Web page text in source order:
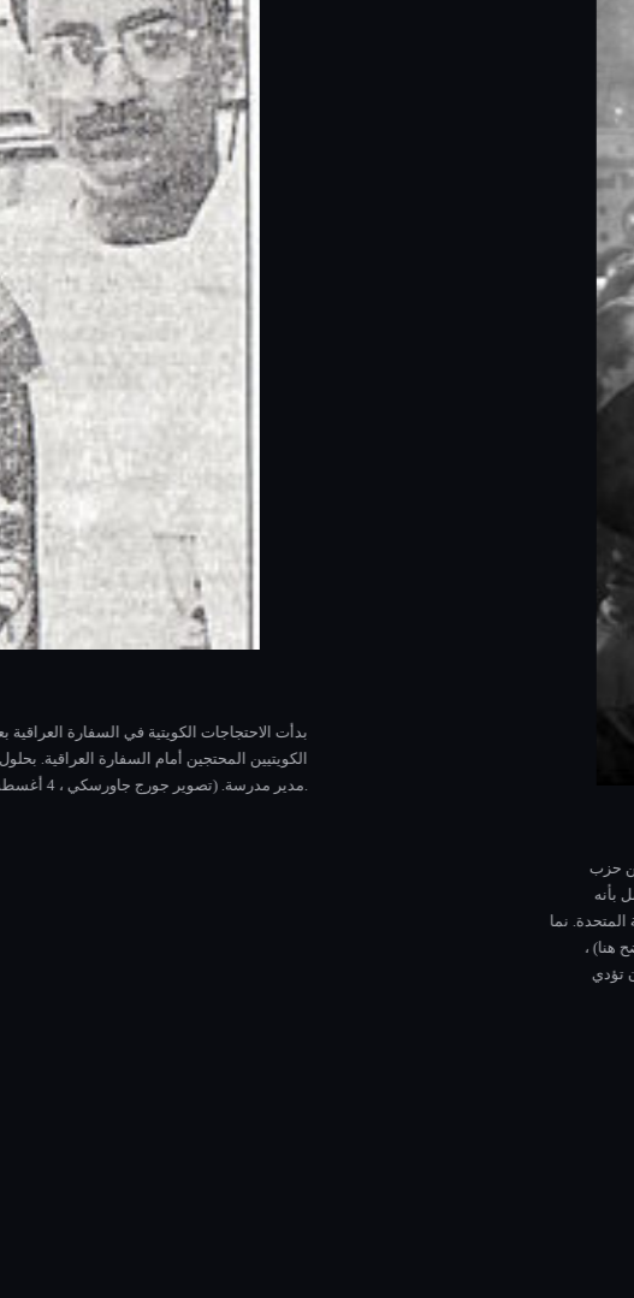
التدخل العسكري نيابة عن الكويت. كانت لجنة وقف الحرب في الخليج عبارة عن مجموعة شاملة
الوطني للطلاب واتحادات الطلاب المحلية ، والحملة. لنزع السلاح النووي. لقد وصفوا التدخل
السلمي من الكويت. هدفهم: نشر المشاعر المعادية للحرب عبر جميع الأطياف السياسية في
منع الجيش البريطاني من الانضمام إلى قوات التحالف أو حشد الدعم الشعبي الكافي لوقف الحرب